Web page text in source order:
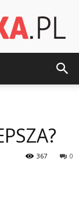
0
367